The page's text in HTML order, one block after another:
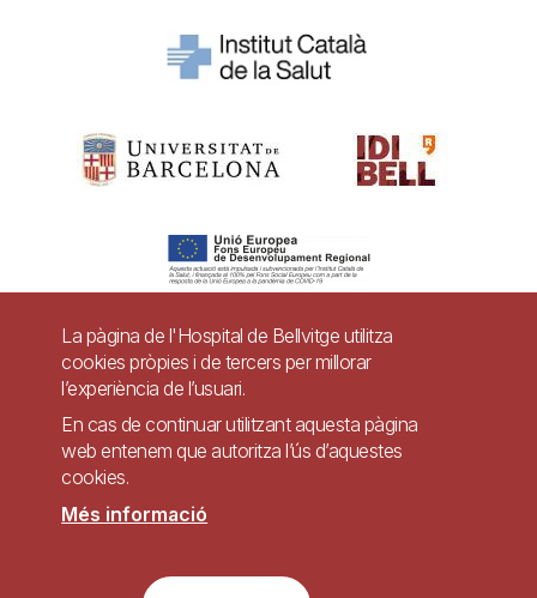
Pie
página
Contacte
Accessibilitat Avís legal Ajuda
Lloc web accessible de conformitat amb el Reial Decret 1112/2018, de 7 de
La pàgina de l'Hospital de Bellvitge utilitza
cookies pròpies i de tercers per millorar
l’experiència de l’usuari.
En cas de continuar utilitzant aquesta pàgina
web entenem que autoritza l’ús d’aquestes
cookies.
Més informació